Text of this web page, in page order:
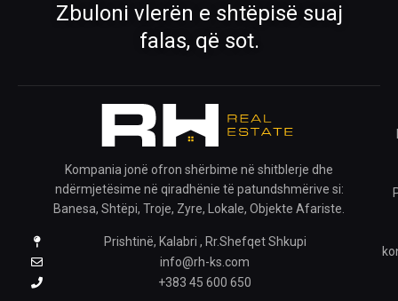
Zbuloni vlerën e shtëpisë suaj
falas, që sot.
Kompania jonë ofron shërbime në shitblerje dhe
ndërmjetësime në qiradhënie të patundshmërive si:
Banesa, Shtëpi, Troje, Zyre, Lokale, Objekte Afariste.
Prishtinë, Kalabri , Rr.Shefqet Shkupi
info@rh-ks.com
+383 45 600 650
Mëso më shumë për ekipin tonë
Kontakti
Na kontaktoni për çdo pyetje
Krijo kërkesë
Pronat e ruajtura
Shiko pronat që i ke ruajtur
›